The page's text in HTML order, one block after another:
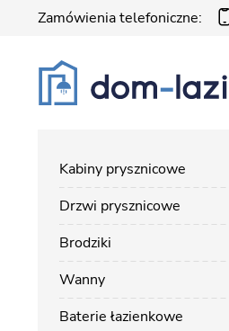
Zamówienia telefoniczne:
Kabiny prysznicowe
Drzwi prysznicowe
Brodziki
Wanny
Baterie łazienkowe